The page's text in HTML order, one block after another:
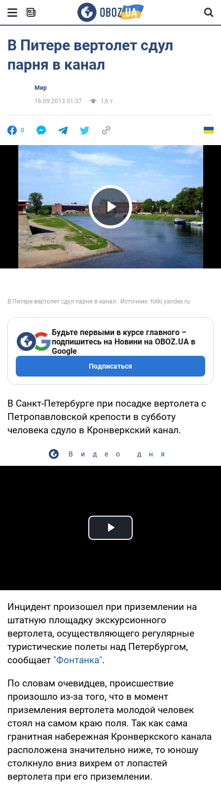
В Питере вертолет сдул
парня в канал
Мир
16.09.2013 01:37
1,6 т.
0
Play Video
Будьте первыми в курсе главного –
подпишитесь на Новини на OBOZ.UA в
Google
Подписаться
В Санкт-Петербурге при посадке вертолета с
Петропавловской крепости в субботу
человека сдуло в Кронверкский канал.
Видео дня
Play Video
Инцидент произошел при приземлении на
штатную площадку экскурсионного
вертолета, осуществляющего регулярные
туристические полеты над Петербургом,
сообщает "Фонтанка".
По словам очевидцев, происшествие
произошло из-за того, что в момент
приземления вертолета молодой человек
стоял на самом краю поля. Так как сама
гранитная набережная Кронверкского канала
расположена значительно ниже, то юношу
столкнуло вниз вихрем от лопастей
вертолета при его приземлении.